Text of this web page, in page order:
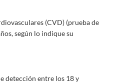
(CVD) (prueba de
según lo indique su
detección entre los 18 y